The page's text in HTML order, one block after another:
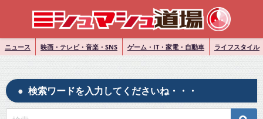
ニュース 映画・テレビ・音楽・SNS ゲーム・IT・家電・自動車 ライフスタイル
検索ワードを入力してくださいね・・・